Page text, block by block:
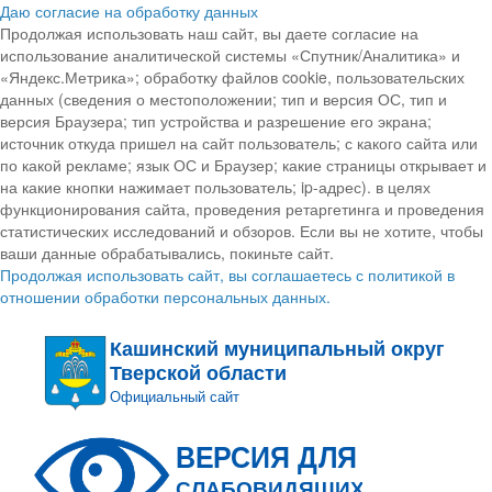
Даю согласие на обработку данных
Продолжая использовать наш сайт, вы даете согласие на
использование аналитической системы «Спутник/Аналитика» и
«Яндекс.Метрика»; обработку файлов cookie, пользовательских
данных (сведения о местоположении; тип и версия ОС, тип и
версия Браузера; тип устройства и разрешение его экрана;
источник откуда пришел на сайт пользователь; с какого сайта или
по какой рекламе; язык ОС и Браузер; какие страницы открывает и
на какие кнопки нажимает пользователь; ip-адрес). в целях
функционирования сайта, проведения ретаргетинга и проведения
статистических исследований и обзоров. Если вы не хотите, чтобы
ваши данные обрабатывались, покиньте сайт.
Продолжая использовать сайт, вы соглашаетесь с политикой в
отношении обработки персональных данных.